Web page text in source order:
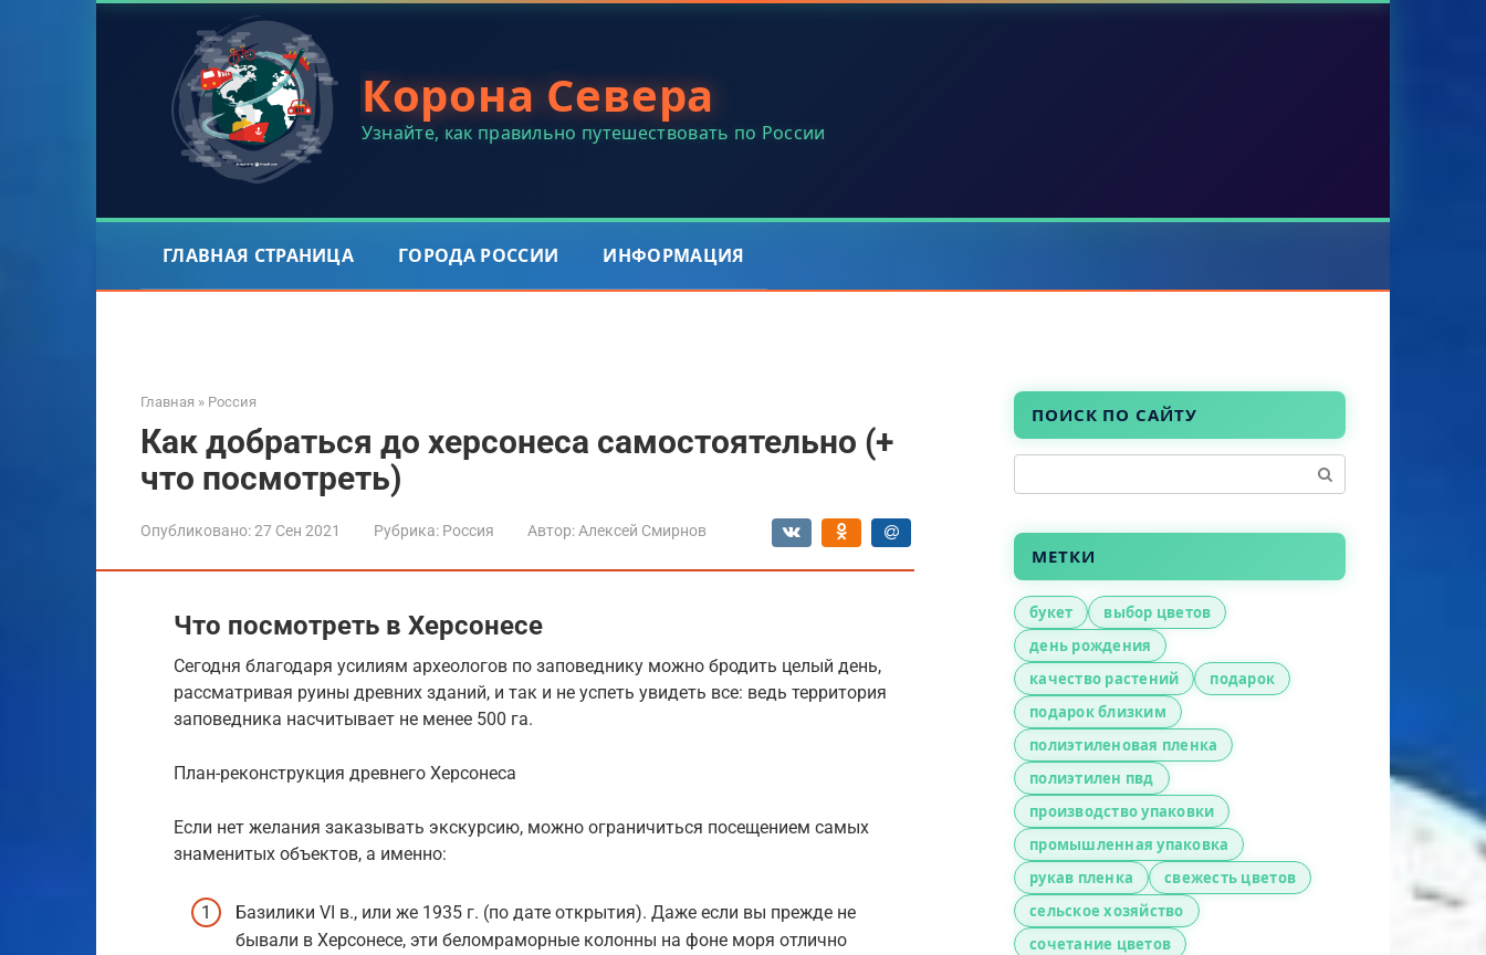
Корона Севера
Узнайте, как правильно путешествовать по России
ГЛАВНАЯ СТРАНИЦА ГОРОДА РОССИИ ИНФОРМАЦИЯ
Главная » Россия
Как добраться до херсонеса самостоятельно (+
что посмотреть)
Опубликовано:27 Сен 2021 Рубрика: Россия Автор: Алексей Смирнов
Что посмотреть в Херсонесе
Сегодня благодаря усилиям археологов по заповеднику можно бродить целый день,
рассматривая руины древних зданий, и так и не успеть увидеть все: ведь территория
заповедника насчитывает не менее 500 га.
План-реконструкция древнего Херсонеса
Если нет желания заказывать экскурсию, можно ограничиться посещением самых
знаменитых объектов, а именно:
Базилики VI в., или же 1935 г. (по дате открытия). Даже если вы прежде не
бывали в Херсонесе, эти беломраморные колонны на фоне моря отлично
ПОИСК ПО САЙТУ
МЕТКИ
букет
выбор цветов
день рождения
качество растений
подарок
подарок близким
полиэтиленовая пленка
полиэтилен пвд
производство упаковки
промышленная упаковка
рукав пленка
свежесть цветов
сельское хозяйство
сочетание цветов